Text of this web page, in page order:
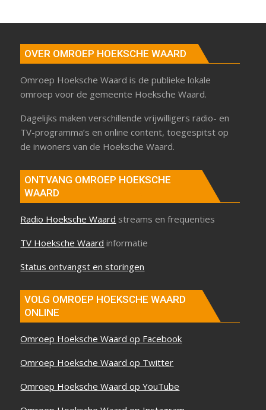
OVER OMROEP HOEKSCHE WAARD
Omroep Hoeksche Waard is de publieke lokale
omroep voor de gemeente Hoeksche Waard.
Dagelijks maken verschillende vrijwilligers radio- en
TV-programma’s en online content, toegespitst op
de inwoners van de Hoeksche Waard.
ONTVANG OMROEP HOEKSCHE
WAARD
Radio Hoeksche Waard streams en frequenties
TV Hoeksche Waard informatie
Status ontvangst en storingen
VOLG OMROEP HOEKSCHE WAARD
ONLINE
Omroep Hoeksche Waard op Facebook
Omroep Hoeksche Waard op Twitter
Omroep Hoeksche Waard op YouTube